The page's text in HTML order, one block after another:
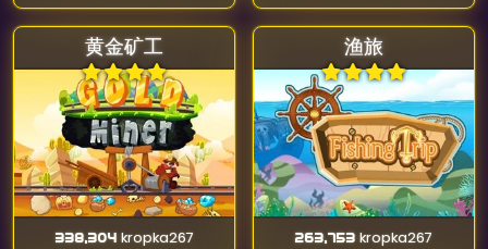
黄金矿工
338,304 kropka267
渔旅
263,753 kropka267